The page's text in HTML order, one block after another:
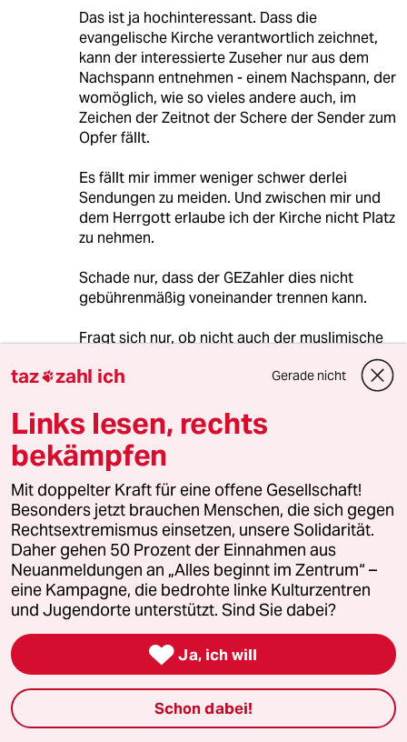
Das ist ja hochinteressant. Dass die
evangelische Kirche verantwortlich zeichnet,
kann der interessierte Zuseher nur aus dem
Nachspann entnehmen - einem Nachspann, der
womöglich, wie so vieles andere auch, im
Zeichen der Zeitnot der Schere der Sender zum
Opfer fällt.
Es fällt mir immer weniger schwer derlei
Sendungen zu meiden. Und zwischen mir und
dem Herrgott erlaube ich der Kirche nicht Platz
zu nehmen.
Schade nur, dass der GEZahler dies nicht
gebührenmäßig voneinander trennen kann.
Fragt sich nur, ob nicht auch der muslimische
übertragen werden könnte. Schließlich sind
unsere muslimischen Mitbürger hierzulande
auch Gebührenzahler und der Islam ist
unbestritten eine Weltreligion...
Stürzenberger und unsere C-Parteien würden
sich -unfreiwillig unisono- überschlagen.
D D.J.
09.05.2013,13:33 Uhr
100000 Euro Produktionskosten für einen
Gottesdienst bzw. dessen Übertragung? Das
bekommen auch nur die öffentlich-rechtlichen
Witzfiguren fertig.
Im Übrigen bin ich der Meinung, dass das
taz zahl ich Gerade nicht
Links lesen, rechts
bekämpfen
Mit doppelter Kraft für eine offene Gesellschaft!
Besonders jetzt brauchen Menschen, die sich gegen
Rechtsextremismus einsetzen, unsere Solidarität.
Daher gehen 50 Prozent der Einnahmen aus
Neuanmeldungen an „Alles beginnt im Zentrum“ –
eine Kampagne, die bedrohte linke Kulturzentren
und Jugendorte unterstützt. Sind Sie dabei?
 Ja, ich will
Schon dabei!